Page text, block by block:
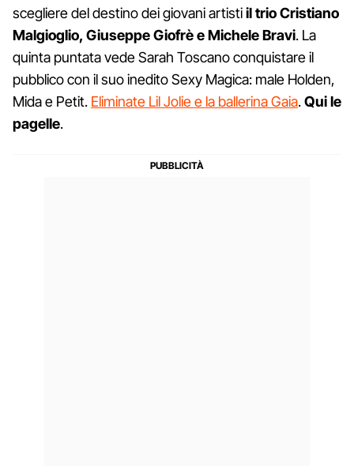
scegliere del destino dei giovani artistiil trio Cristiano
Malgioglio, Giuseppe Giofrè e Michele Bravi. La
quinta puntata vede Sarah Toscano conquistare il
pubblico con il suo inedito Sexy Magica: male Holden,
Mida e Petit. Eliminate Lil Jolie e la ballerina Gaia.Qui le
pagelle.